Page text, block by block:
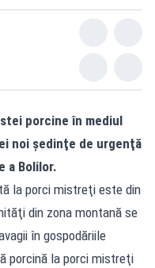
porcine în mediul
noi şedinţe de urgenţă
a Bolilor.
la porci mistreţi este din
din zona montană se
în gospodăriile
porcină la porci mistreţi